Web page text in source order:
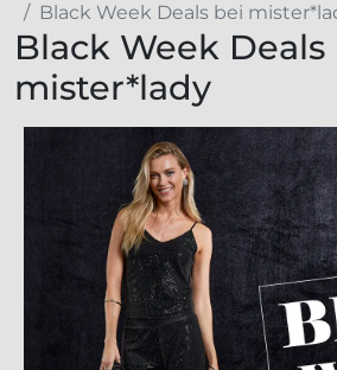
Black Week Deals bei
Black Week Deals
mister*lady